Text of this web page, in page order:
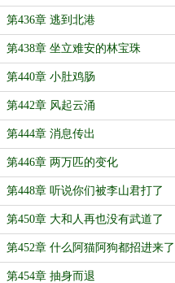
第436章 逃到北港
第438章 坐立难安的林宝珠
第440章 小肚鸡肠
第442章 风起云涌
第444章 消息传出
第446章 两万匹的变化
第448章 听说你们被李山君打了
第450章 大和人再也没有武道了
第452章 什么阿猫阿狗都招进来了
第454章 抽身而退